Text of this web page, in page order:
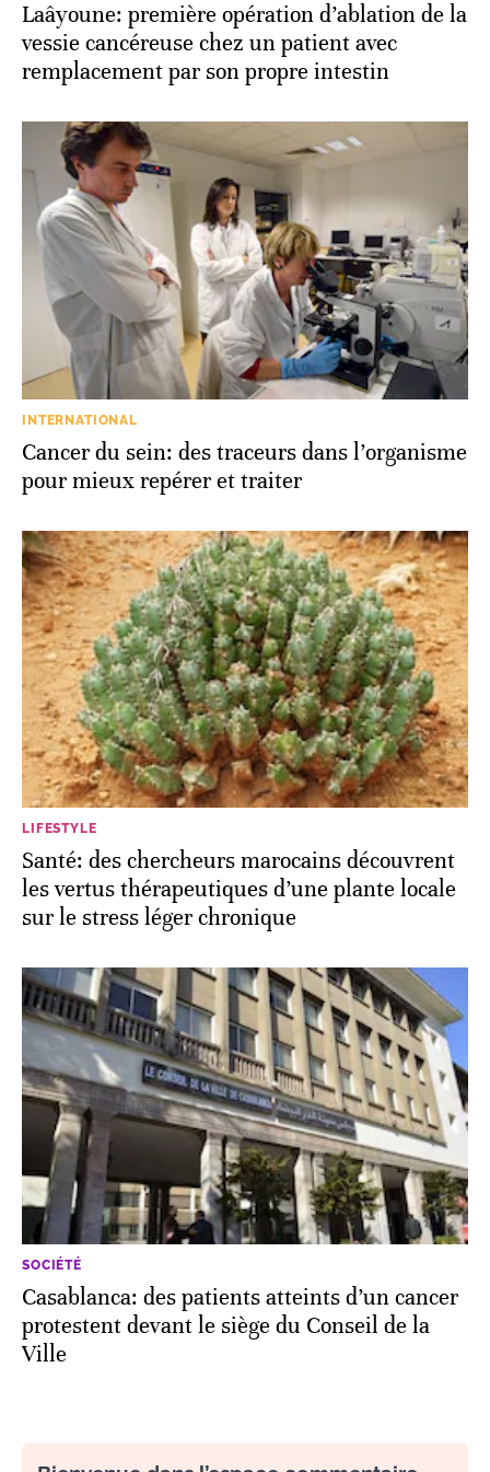
Laâyoune: première opération d’ablation de la
vessie cancéreuse chez un patient avec
remplacement par son propre intestin
INTERNATIONAL
Cancer du sein: des traceurs dans l’organisme
pour mieux repérer et traiter
LIFESTYLE
Santé: des chercheurs marocains découvrent
les vertus thérapeutiques d’une plante locale
sur le stress léger chronique
SOCIÉTÉ
Casablanca: des patients atteints d’un cancer
protestent devant le siège du Conseil de la
Ville